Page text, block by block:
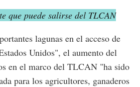
que puede salirse del TLCAN
lagunas en el acceso de
Unidos", el aumento del
en el marco del TLCAN "ha sido
para los agricultores, ganaderos